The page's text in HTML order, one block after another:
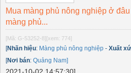
Mua màng phủ nông nghiệp ở
màng phủ...
[Mã: G-53252-8] [xem: 774]
[Nhãn hiệu: Màng phủ nông nghiệp - Xuất xứ
[Nơi bán: Quảng Nam]